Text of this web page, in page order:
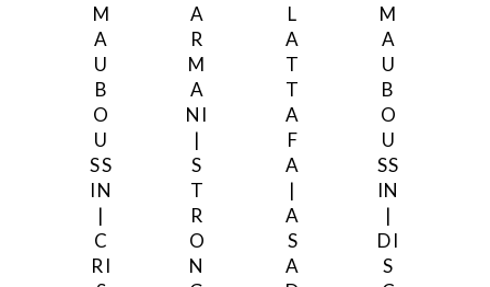
M
A
U
B
O
U
SS
IN
|
C
RI
A
R
M
A
NI
|
S
T
R
O
N
L
A
T
T
A
F
A
|
A
S
A
M
A
U
B
O
U
SS
IN
|
DI
S